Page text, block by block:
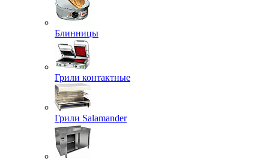
Блинницы
Грили контактные
Грили Salamander